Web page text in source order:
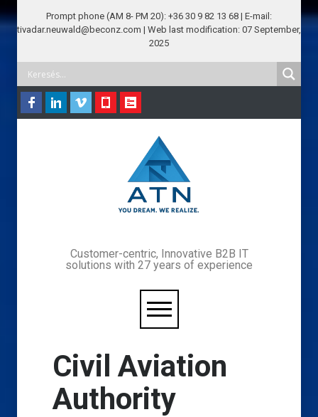
Prompt phone (AM 8- PM 20): +36 30 9 82 13 68 | E-mail:
tivadar.neuwald@beconz.com | Web last modification: 07 September,
2025
Customer-centric, Innovative B2B IT
solutions with 27 years of experience
Civil Aviation
Authority